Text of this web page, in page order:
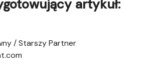
artykuł:
/ Starszy Partner